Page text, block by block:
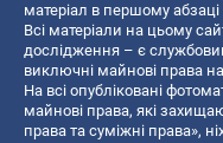
матеріал в першому абзаці
Всі матеріали на цьому
дослідження – є
виключні майнові права
На всі опубліковані
майнові права, які
права та суміжні права»,